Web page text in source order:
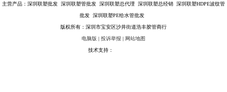
主营产品：深圳联塑批发 深圳联塑管批发 深圳联塑总代理 深圳联塑总经销 深圳联塑HDPE波纹管
批发 深圳联塑PE给水管批发
版权所有：深圳市宝安区沙井街道浩丰胶管商行
电脑版 | 投诉举报 | 网站地图
技术支持：